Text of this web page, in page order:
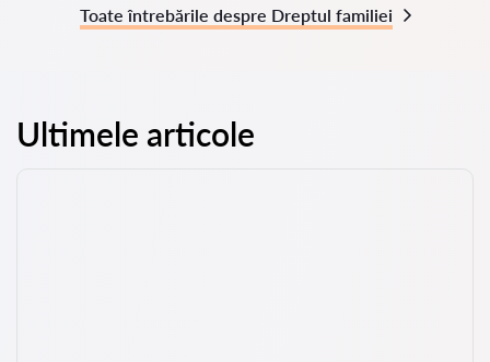
Toate întrebările despre Dreptul familiei
Ultimele articole